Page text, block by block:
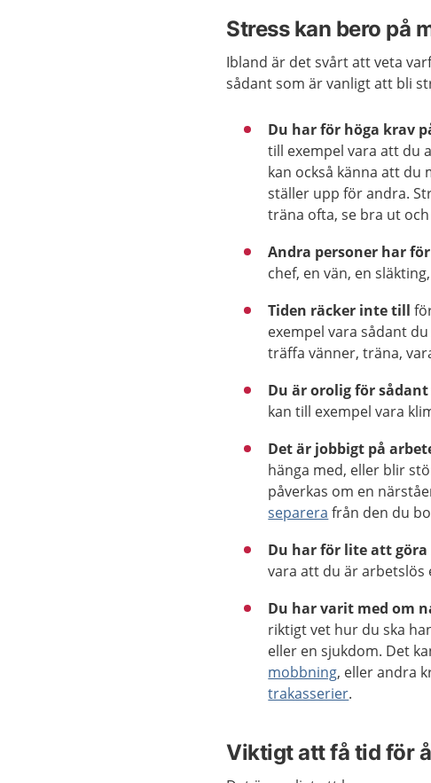
Stress kan bero på
Ibland är det svårt att veta
sådant som är vanligt att bli
Du har för höga krav
till exempel vara att du
kan också känna att du
ställer upp för andra.
träna ofta, se bra ut
Andra personer har
chef, en vän, en
Tiden räcker inte till
exempel vara sådant
träffa vänner, träna,
Du är orolig för
kan till exempel vara
Det är jobbigt på
hänga med, eller blir
påverkas om en
separera från den du
Du har för lite att
vara att du är
Du har varit med om
riktigt vet hur du ska
eller en sjukdom. Det
mobbning, eller andra
trakasserier.
Viktigt att få tid för